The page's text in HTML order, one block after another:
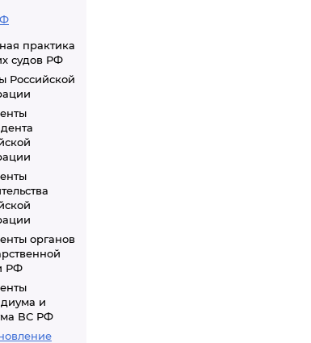
практика
судов РФ
Российской
органов
РФ
и
ВС РФ